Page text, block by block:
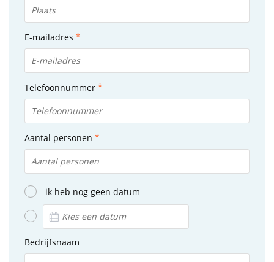
E-mailadres
Telefoonnummer
Aantal personen
ik heb nog geen datum
Bedrijfsnaam